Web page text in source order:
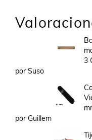
3
por Suso
por Guillem